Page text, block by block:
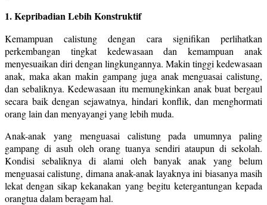
1. Kepribadian Lebih Konstruktif
Kemampuan calistung dengan cara signifikan perlihatkan
perkembangan tingkat kedewasaan dan kemampuan anak
menyesuaikan diri dengan lingkungannya. Makin tinggi kedewasaan
anak, maka akan makin gampang juga anak menguasai calistung,
dan sebaliknya. Kedewasaan itu memungkinkan anak buat bergaul
secara baik dengan sejawatnya, hindari konflik, dan menghormati
orang lain dan menyayangi yang lebih muda.
Anak-anak yang menguasai calistung pada umumnya paling
gampang di asuh oleh orang tuanya sendiri ataupun di sekolah.
Kondisi sebaliknya di alami oleh banyak anak yang belum
menguasai calistung, dimana anak-anak layaknya ini biasanya masih
lekat dengan sikap kekanakan yang begitu ketergantungan kepada
orangtua dalam beragam hal.